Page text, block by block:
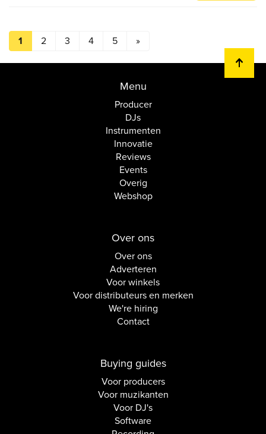
1 2 3 4 5 »
Menu
Producer
DJs
Instrumenten
Innovatie
Reviews
Events
Overig
Webshop
Over ons
Over ons
Adverteren
Voor winkels
Voor distributeurs en merken
We're hiring
Contact
Buying guides
Voor producers
Voor muzikanten
Voor DJ's
Software